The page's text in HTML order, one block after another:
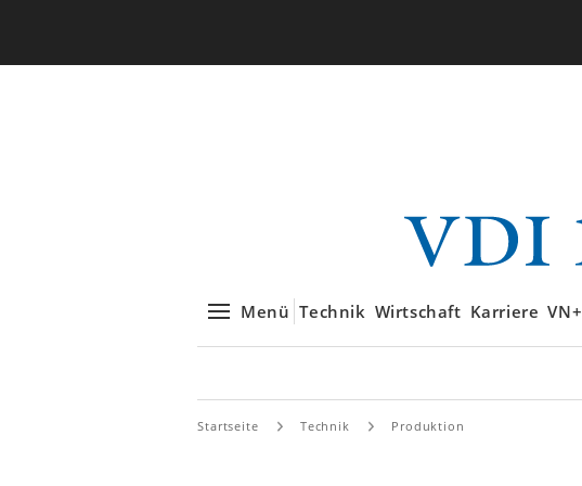
Menü Technik Wirtschaft Karriere VN+
Startseite Technik Produktion